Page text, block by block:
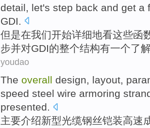
detail
let's step back and get a
GDI
但是在我们开始详细地看这些函
步并对GDI的整个结构有一个了
youdao
The overall design, layout,
speed steel wire armoring
presented.
主要介绍新型光缆钢丝铠装高速